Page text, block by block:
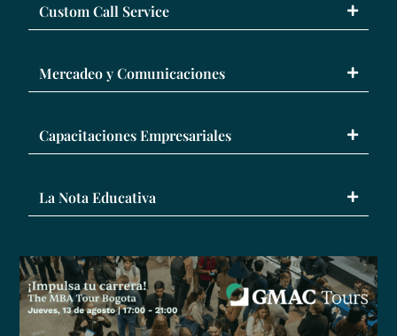
Custom Call Service
Mercadeo y Comunicaciones
Capacitaciones Empresariales
La Nota Educativa